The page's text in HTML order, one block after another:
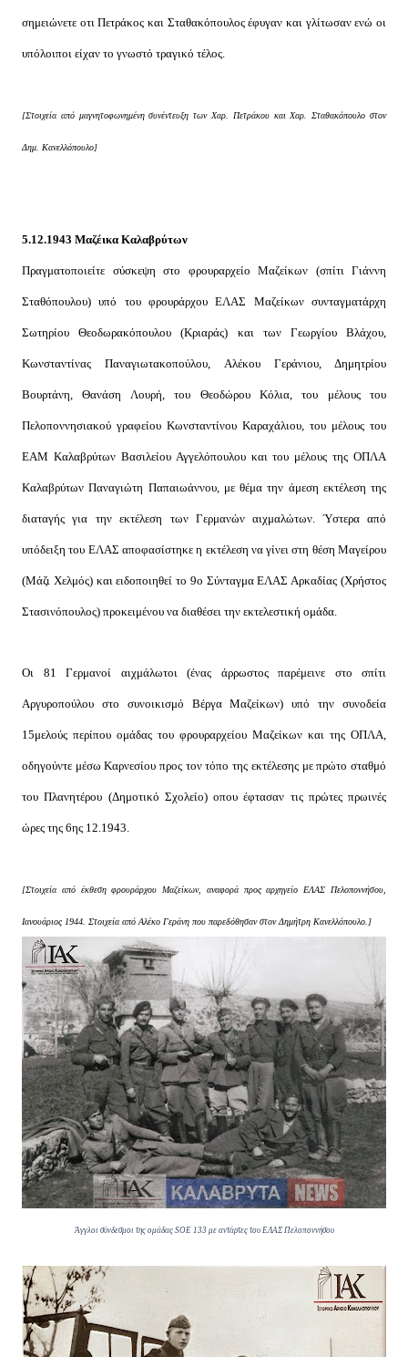
σημειώνετε οτι Πετράκος και Σταθακόπουλος έφυγαν και γλίτωσαν ενώ οι
υπόλοιποι είχαν το γνωστό τραγικό τέλος.
[Στοιχεία από μαγνητοφωνημένη συνέντευξη των Χαρ. Πετράκου και Χαρ. Σταθακόπουλο στον
Δημ. Κανελλόπουλο]
5.12.1943 Μαζέικα Καλαβρύτων
Πραγματοποιείτε σύσκεψη στο φρουραρχείο Μαζείκων (σπίτι Γιάννη
Σταθόπουλου) υπό του φρουράρχου ΕΛΑΣ Μαζείκων συνταγματάρχη
Σωτηρίου Θεοδωρακόπουλου (Κριαράς) και των Γεωργίου Βλάχου,
Κωνσταντίνας Παναγιωτακοπούλου, Αλέκου Γεράνιου, Δημητρίου
Βουρτάνη, Θανάση Λουρή, του Θεοδώρου Κόλια, του μέλους του
Πελοποννησιακού γραφείου Κωνσταντίνου Καραχάλιου, του μέλους του
ΕΑΜ Καλαβρύτων Βασιλείου Αγγελόπουλου και του μέλους της ΟΠΛΑ
Καλαβρύτων Παναγιώτη Παπαιωάννου, με θέμα την άμεση εκτέλεση της
διαταγής για την εκτέλεση των Γερμανών αιχμαλώτων. Ύστερα από
υπόδειξη του ΕΛΑΣ αποφασίστηκε η εκτέλεση να γίνει στη θέση Μαγείρου
(Μάζι Χελμός) και ειδοποιηθεί το 9ο Σύνταγμα ΕΛΑΣ Αρκαδίας (Χρήστος
Στασινόπουλος) προκειμένου να διαθέσει την εκτελεστική ομάδα.
Οι 81 Γερμανοί αιχμάλωτοι (ένας άρρωστος παρέμεινε στο σπίτι
Αργυροπούλου στο συνοικισμό Βέργα Μαζείκων) υπό την συνοδεία
15μελούς περίπου ομάδας του φρουραρχείου Μαζείκων και της ΟΠΛΑ,
οδηγούντε μέσω Καρνεσίου προς τον τόπο της εκτέλεσης με πρώτο σταθμό
του Πλανητέρου (Δημοτικό Σχολείο) οπου έφτασαν τις πρώτες πρωινές
ώρες της 6ης 12.1943.
[Στοιχεία από έκθεση φρουράρχου Μαζείκων, αναφορά προς αρχηγείο ΕΛΑΣ Πελοποννήσου,
Ιανουάριος 1944. Στοιχεία από Αλέκο Γεράνη που παρεδόθησαν στον Δημήτρη Κανελλόπουλο.]
Άγγλοι σύνδεσμοι της ομάδας SOE 133 με αντάρτες του ΕΛΑΣ Πελοποννήσου